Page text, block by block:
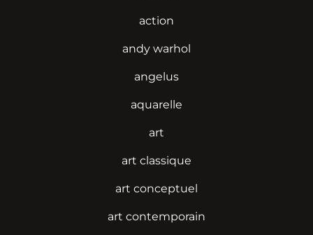
action
andy warhol
angelus
aquarelle
art
art classique
art conceptuel
art contemporain